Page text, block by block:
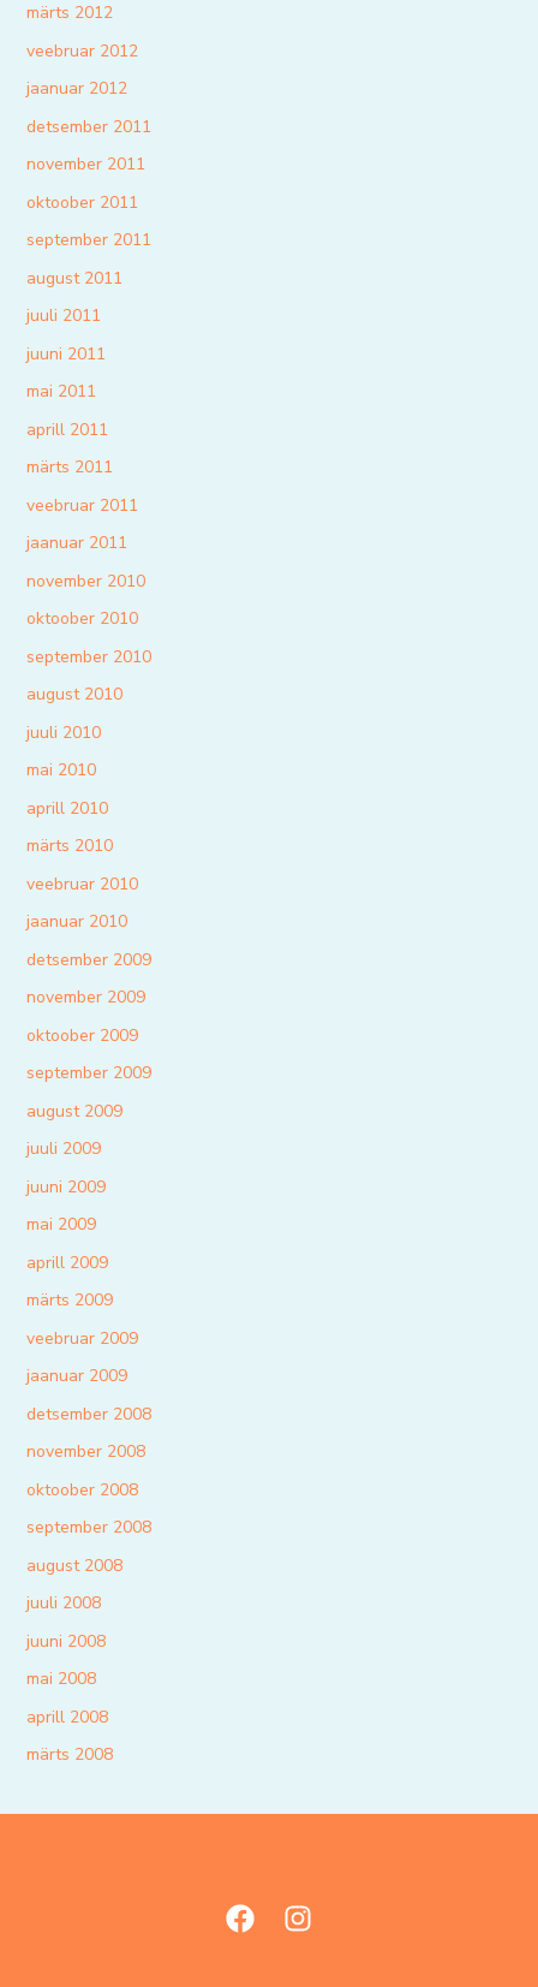
märts 2012
veebruar 2012
jaanuar 2012
detsember 2011
november 2011
oktoober 2011
september 2011
august 2011
juuli 2011
juuni 2011
mai 2011
aprill 2011
märts 2011
veebruar 2011
jaanuar 2011
november 2010
oktoober 2010
september 2010
august 2010
juuli 2010
mai 2010
aprill 2010
märts 2010
veebruar 2010
jaanuar 2010
detsember 2009
november 2009
oktoober 2009
september 2009
august 2009
juuli 2009
juuni 2009
mai 2009
aprill 2009
märts 2009
veebruar 2009
jaanuar 2009
detsember 2008
november 2008
oktoober 2008
september 2008
august 2008
juuli 2008
juuni 2008
mai 2008
aprill 2008
märts 2008